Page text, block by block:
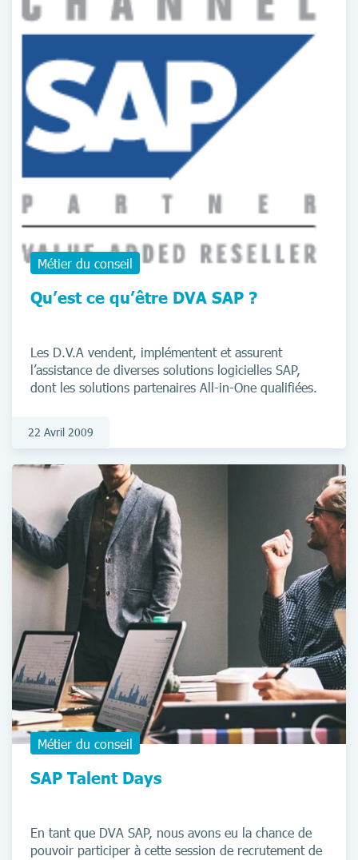
Métier du conseil
Qu’est ce qu’être DVA SAP ?
Les D.V.A vendent, implémentent et assurent
l’assistance de diverses solutions logicielles SAP,
dont les solutions partenaires All-in-One qualifiées.
22 Avril 2009
Métier du conseil
SAP Talent Days
En tant que DVA SAP, nous avons eu la chance de
pouvoir participer à cette session de recrutement de